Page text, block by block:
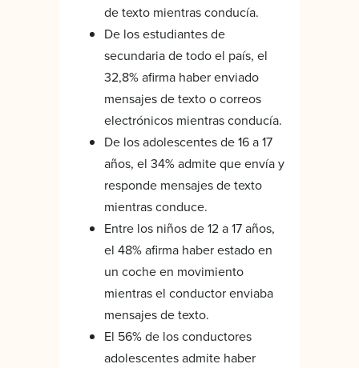
de texto mientras conducía.
De los estudiantes de
secundaria de todo el país, el
32,8% afirma haber enviado
mensajes de texto o correos
electrónicos mientras conducía.
De los adolescentes de 16 a 17
años, el 34% admite que envía y
responde mensajes de texto
mientras conduce.
Entre los niños de 12 a 17 años,
el 48% afirma haber estado en
un coche en movimiento
mientras el conductor enviaba
mensajes de texto.
El 56% de los conductores
adolescentes admite haber